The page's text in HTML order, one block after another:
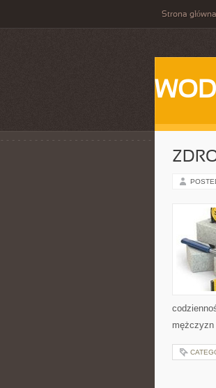
Strona główna
mężczyzn